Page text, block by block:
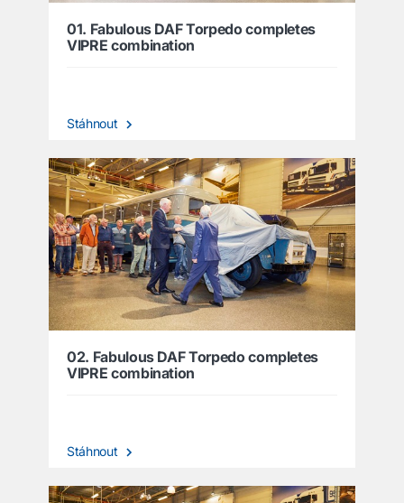
01. Fabulous DAF Torpedo completes
VIPRE combination
Stáhnout
02. Fabulous DAF Torpedo completes
VIPRE combination
Stáhnout